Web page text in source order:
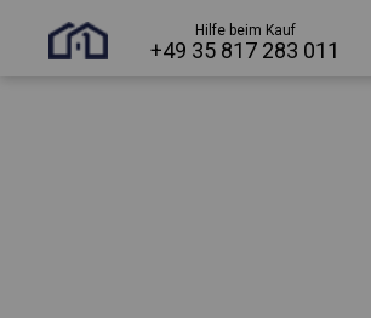
Hilfe beim Kauf
+49 35 817 283 011